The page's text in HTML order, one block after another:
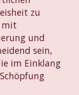
zu
mit
und
sein,
im Einklang